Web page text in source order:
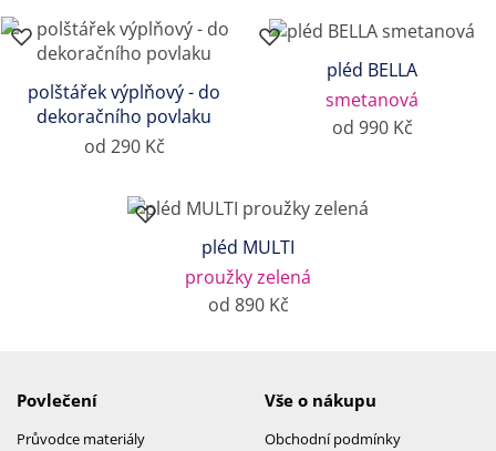
polštářek výplňový - do
dekoračního povlaku
od 290 Kč
pléd BELLA
smetanová
od 990 Kč
pléd MULTI
proužky zelená
od 890 Kč
Povlečení
Průvodce materiály
Vše o nákupu
Obchodní podmínky